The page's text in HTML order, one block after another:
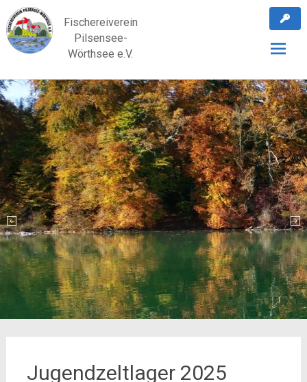
Skip
to
content
Fischereiverein
Pilsensee-
Wörthsee e.V.
Jugendzeltlager 2025